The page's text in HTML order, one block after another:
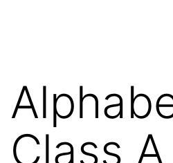
project
Class A